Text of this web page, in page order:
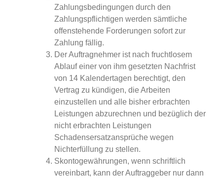
Zahlungsbedingungen durch den
Zahlungspflichtigen werden sämtliche
offenstehende Forderungen sofort zur
Zahlung fällig.
Der Auftragnehmer ist nach fruchtlosem
Ablauf einer von ihm gesetzten Nachfrist
von 14 Kalendertagen berechtigt, den
Vertrag zu kündigen, die Arbeiten
einzustellen und alle bisher erbrachten
Leistungen abzurechnen und bezüglich der
nicht erbrachten Leistungen
Schadensersatzansprüche wegen
Nichterfüllung zu stellen.
Skontogewährungen, wenn schriftlich
vereinbart, kann der Auftraggeber nur dann